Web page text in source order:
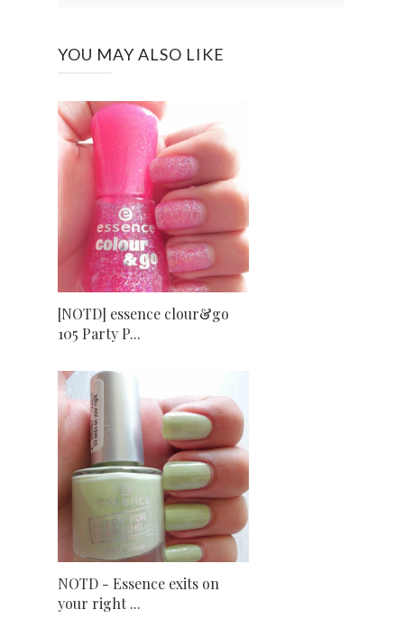
YOU MAY ALSO LIKE
[NOTD] essence clour&go
105 Party P...
NOTD - Essence exits on
your right ...